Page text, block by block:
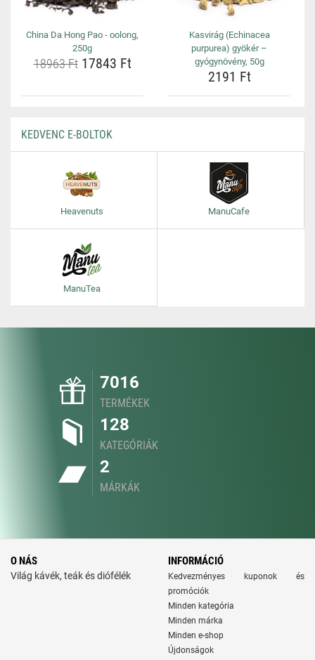
China Da Hong Pao - oolong,
250g
18963 Ft17843 Ft
Kasvirág (Echinacea
purpurea) gyökér –
gyógynövény, 50g
2191 Ft
KEDVENC E-BOLTOK
Heavenuts ManuCafe
ManuTea
7016
TERMÉKEK
128
KATEGÓRIÁK
2
MÁRKÁK
O NÁS
Világ kávék, teák és diófélék
INFORMÁCIÓ
Kedvezményes kuponok és
promóciók
Minden kategória
Minden márka
Minden e-shop
Újdonságok